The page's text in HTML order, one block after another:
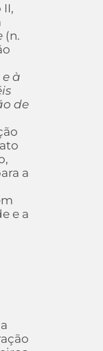
II,
(n.
à
de
a
e a